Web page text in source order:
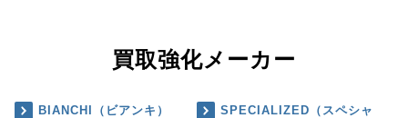
買取強化メーカー
BIANCHI（ビアンキ）
SPECIALIZED（スペシャ